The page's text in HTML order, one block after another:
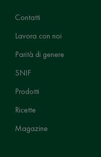
Contatti
Lavora con noi
Parità di genere
SNIF
Prodotti
Ricette
Magazine